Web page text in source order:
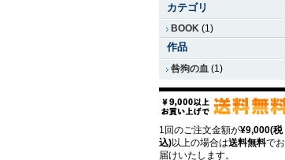
カテゴリ
BOOK (1)
作品
咎狗の血 (1)
1回のご注文金額が¥9,000(税
込)以上の場合は送料無料でお
届けいたします。